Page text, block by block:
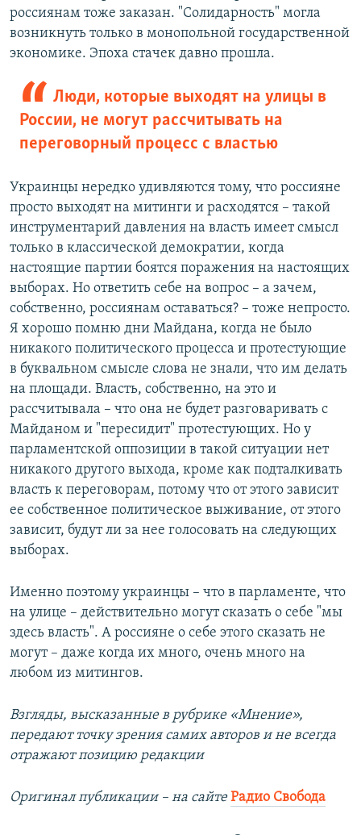
россиянам тоже заказан. "Солидарность" могла
возникнуть только в монопольной государственной
экономике. Эпоха стачек давно прошла.
Люди, которые выходят на улицы в
России, не могут рассчитывать на
переговорный процесс с властью
Украинцы нередко удивляются тому, что россияне
просто выходят на митинги и расходятся – такой
инструментарий давления на власть имеет смысл
только в классической демократии, когда
настоящие партии боятся поражения на настоящих
выборах. Но ответить себе на вопрос – а зачем,
собственно, россиянам оставаться? – тоже непросто.
Я хорошо помню дни Майдана, когда не было
никакого политического процесса и протестующие
в буквальном смысле слова не знали, что им делать
на площади. Власть, собственно, на это и
рассчитывала – что она не будет разговаривать с
Майданом и "пересидит" протестующих. Но у
парламентской оппозиции в такой ситуации нет
никакого другого выхода, кроме как подталкивать
власть к переговорам, потому что от этого зависит
ее собственное политическое выживание, от этого
зависит, будут ли за нее голосовать на следующих
выборах.
Именно поэтому украинцы – что в парламенте, что
на улице – действительно могут сказать о себе "мы
здесь власть". А россияне о себе этого сказать не
могут – даже когда их много, очень много на
любом из митингов.
Взгляды, высказанные в рубрике «Мнение»,
передают точку зрения самих авторов и не всегда
отражают позицию редакции
Оригинал публикации – на сайтеРадио Свобода